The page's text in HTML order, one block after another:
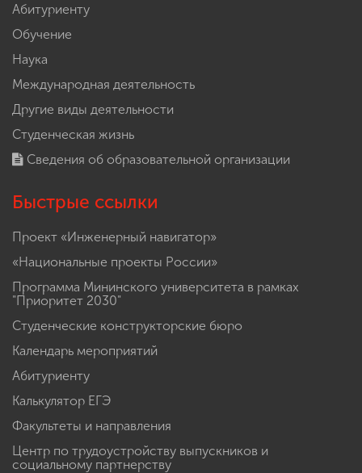
Абитуриенту
Обучение
Наука
Международная деятельность
Другие виды деятельности
Студенческая жизнь
Сведения об образовательной организации
Быстрые ссылки
Проект «Инженерный навигатор»
«Национальные проекты России»
Программа Мининского университета в рамках
"Приоритет 2030"
Студенческие конструкторские бюро
Календарь мероприятий
Абитуриенту
Калькулятор ЕГЭ
Факультеты и направления
Центр по трудоустройству выпускников и
социальному партнерству